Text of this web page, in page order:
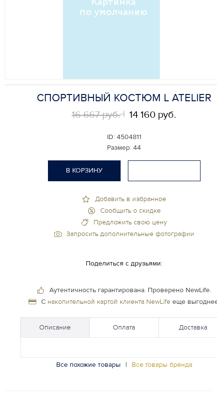
СПОРТИВНЫЙ КОСТЮМ L ATELIER
ID: 4504811
Размер: 44
16 667 руб. 14 160 руб.
Добавить в избранное
Сообщить о скидке
Предложить свою цену
Запросить дополнительные фотографии
В КОРЗИНУ
Поделиться с друзьями:
Аутентичность гарантирована. Проверено NewLife.
С накопительной картой клиента NewLifeеще
Описание Оплата Доставка
Все похожие товары | Все товары бренда